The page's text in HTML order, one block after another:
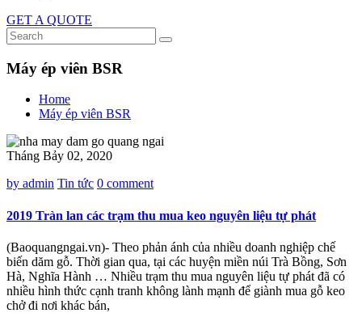
GET A QUOTE
Máy ép viên BSR
Home
Máy ép viên BSR
Tháng Bảy 02, 2020
by admin Tin tức 0 comment
2019 Tràn lan các trạm thu mua keo nguyên liệu tự phát
(Baoquangngai.vn)- Theo phản ánh của nhiều doanh nghiệp chế
biến dăm gỗ. Thời gian qua, tại các huyện miền núi Trà Bồng, Sơn
Hà, Nghĩa Hành … Nhiều trạm thu mua nguyên liệu tự phát đã có
nhiều hình thức cạnh tranh không lành mạnh để giành mua gỗ keo
chở đi nơi khác bán,